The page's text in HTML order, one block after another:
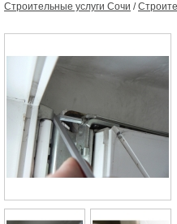
Строительные услуги Сочи /